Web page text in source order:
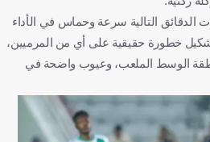
الدقائق التالية سرعة وحماس في الأداء
خطورة حقيقية على أي من المرميين،
الوسط الملعب، وعيوب واضحة في